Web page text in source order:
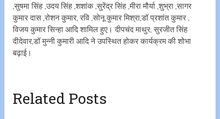
,सुषमा सिंह ,उदय सिंह ,शशांक ,सुरेंद्र सिंह ,मीरा मौर्या ,शुभ्रा ,सागर
कुमार दास ,रोशन कुमार, रवि ,सोनू कुमार मिश्रा,डॉ प्रशांत कुमार ,
विजय कुमार सिन्हा आदि शामिल हुए। दीपचंद माथुर, सुरजीत सिंह
दीदेवार,डॉ मुन्नी कुमारी आदि ने उपस्थित होकर कार्यक्रम की शोभा
बढ़ाई।
Related Posts